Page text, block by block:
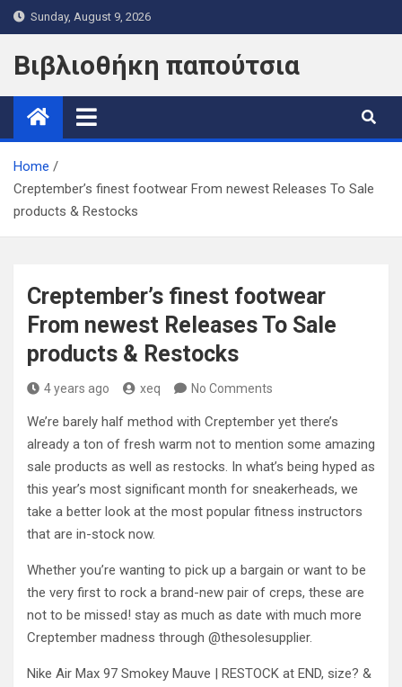
Skip
to
content
Sunday, August 9, 2026
Βιβλιοθήκη παπούτσια
Home
Creptember’s finest footwear From newest Releases To Sale
products & Restocks
Creptember’s finest footwear
From newest Releases To Sale
products & Restocks
4 years ago xeq No Comments
We’re barely half method with Creptember yet there’s
already a ton of fresh warm not to mention some amazing
sale products as well as restocks. In what’s being hyped as
this year’s most significant month for sneakerheads, we
take a better look at the most popular fitness instructors
that are in-stock now.
Whether you’re wanting to pick up a bargain or want to be
the very first to rock a brand-new pair of creps, these are
not to be missed! stay as much as date with much more
Creptember madness through @thesolesupplier.
Nike Air Max 97 Smokey Mauve | RESTOCK at END, size? &